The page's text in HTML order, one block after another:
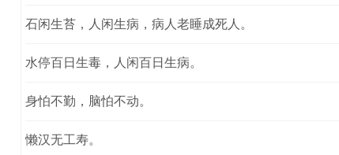
石闲生苔，人闲生病，病人老睡成死人。
水停百日生毒，人闲百日生病。
身怕不勤，脑怕不动。
懒汉无工寿。